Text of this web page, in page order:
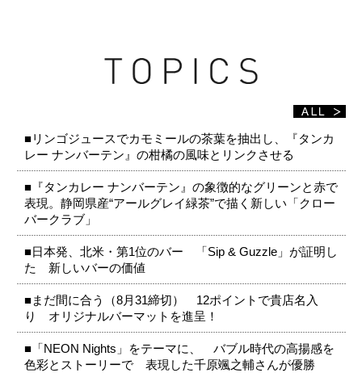
■リンゴジュースでカモミールの茶葉を抽出し、『タンカ
レー ナンバーテン』の柑橘の風味とリンクさせる
■『タンカレー ナンバーテン』の象徴的なグリーンと赤で
表現。静岡県産“アールグレイ緑茶”で描く新しい「クロー
バークラブ」
■日本発、北米・第1位のバー 「Sip & Guzzle」が証明し
た 新しいバーの価値
■まだ間に合う（8月31締切） 12ポイントで貴店名入
り オリジナルバーマットを進呈！
■「NEON Nights」をテーマに、 バブル時代の高揚感を
色彩とストーリーで 表現した千原颯之輔さんが優勝